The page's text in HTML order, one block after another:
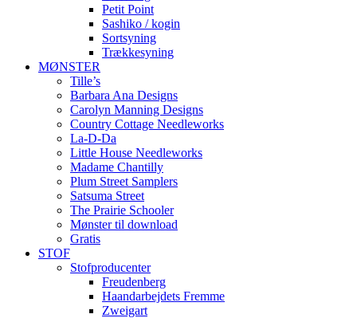
Petit Point
Sashiko / kogin
Sortsyning
Trækkesyning
MØNSTER
Tille’s
Barbara Ana Designs
Carolyn Manning Designs
Country Cottage Needleworks
La-D-Da
Little House Needleworks
Madame Chantilly
Plum Street Samplers
Satsuma Street
The Prairie Schooler
Mønster til download
Gratis
STOF
Stofproducenter
Freudenberg
Haandarbejdets Fremme
Zweigart